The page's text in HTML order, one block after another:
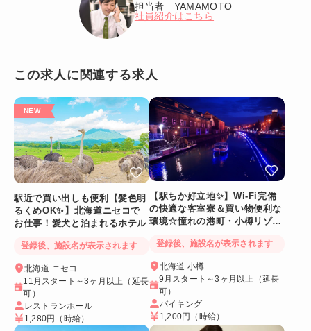
担当者 YAMAMOTO
社員紹介はこちら
この求人に関連する求人
駅近で買い出しも便利【髪色明
るくめOK✨】北海道ニセコで
お仕事！愛犬と泊まれるホテル
登録後、施設名が表示されます
北海道 ニセコ
11月スタート～3ヶ月以上（延長
可）
レストランホール
1,280円 （時給）
【駅ちか好立地✨】Wi-Fi完備
の快適な客室寮＆買い物便利な
環境☆憧れの港町・小樽リゾー
登録後、施設名が表示されます
北海道 小樽
9月スタート～3ヶ月以上（延長
可）
バイキング
1,200円 （時給）